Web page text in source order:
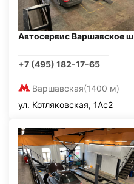
Автосервис Варшавское ш
+7 (495) 182-17-65
Варшавская(1400 м)
ул. Котляковская, 1Ас2